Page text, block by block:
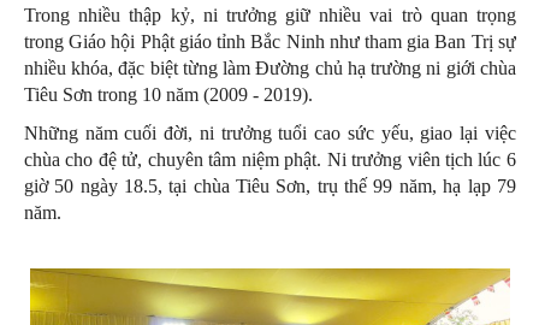
Trong nhiều thập kỷ, ni trưởng giữ nhiều vai trò quan trọng
trong Giáo hội Phật giáo tỉnh Bắc Ninh như tham gia Ban Trị sự
nhiều khóa, đặc biệt từng làm Đường chủ hạ trường ni giới chùa
Tiêu Sơn trong 10 năm (2009 - 2019).
Những năm cuối đời, ni trưởng tuổi cao sức yếu, giao lại việc
chùa cho đệ tử, chuyên tâm niệm phật. Ni trưởng viên tịch lúc 6
giờ 50 ngày 18.5, tại chùa Tiêu Sơn, trụ thế 99 năm, hạ lạp 79
năm.